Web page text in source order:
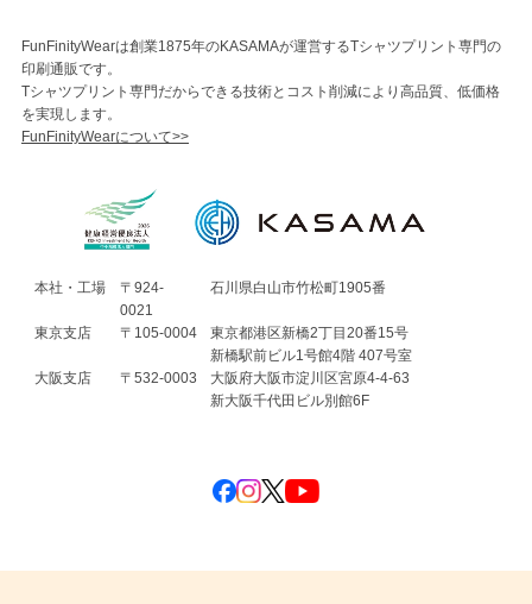
FunFinityWearは創業1875年のKASAMAが運営するTシャツプリント専門の
印刷通販です。
Tシャツプリント専門だからできる技術とコスト削減により高品質、低価格
を実現します。
FunFinityWearについて>>
本社・工場
〒924-
0021
石川県白山市竹松町1905番
東京支店 〒105-0004
東京都港区新橋2丁目20番15号
新橋駅前ビル1号館4階 407号室
大阪支店
〒532-0003
大阪府大阪市淀川区宮原4-4-63
新大阪千代田ビル別館6F